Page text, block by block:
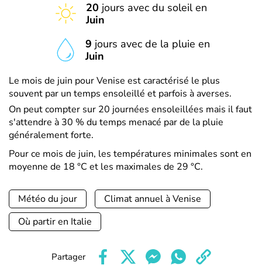
20 jours avec du soleil en
Juin
9 jours avec de la pluie en
Juin
Le mois de juin pour Venise est caractérisé le plus
souvent par un temps ensoleillé et parfois à averses.
On peut compter sur 20 journées ensoleillées mais il faut
s'attendre à 30 % du temps menacé par de la pluie
généralement forte.
Pour ce mois de juin, les températures minimales sont en
moyenne de 18 °C et les maximales de 29 °C.
Météo du jour
Climat annuel à Venise
Où partir en Italie
Partager